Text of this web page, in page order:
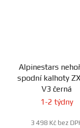
Alpinestars
spodní kalhoty
V3 černá
1-2 týdny
3 498 Kč bez